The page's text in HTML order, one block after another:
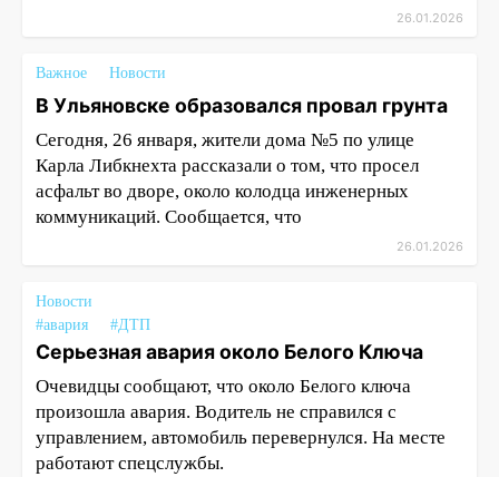
26.01.2026
Важное Новости
В Ульяновске образовался провал грунта
Сегодня, 26 января, жители дома №5 по улице
Карла Либкнехта рассказали о том, что просел
асфальт во дворе, около колодца инженерных
коммуникаций. Сообщается, что
26.01.2026
Новости
#авария
#ДТП
Серьезная авария около Белого Ключа
Очевидцы сообщают, что около Белого ключа
произошла авария. Водитель не справился с
управлением, автомобиль перевернулся. На месте
работают спецслужбы.